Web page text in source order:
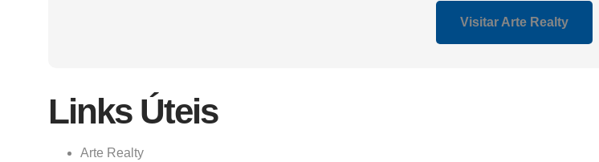
Visitar Arte Realty
Links Úteis
Arte Realty